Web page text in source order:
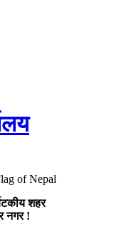
शहर
नगर !